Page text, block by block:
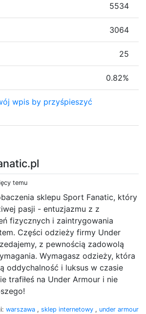
temu
sklepu Sport Fanatic, który
pasji - entuzjazmu z z
fizycznych i zaintrygowania
Części odzieży firmy Under
z pewnością zadowolą
Wymagasz odzieży, która
oddychalność i luksus w czasie
trafiłeś na Under Armour i nie
warszawa , sklep internetowy , under armour
5534
3064
25
0.82%
wpis by przyśpieszyć